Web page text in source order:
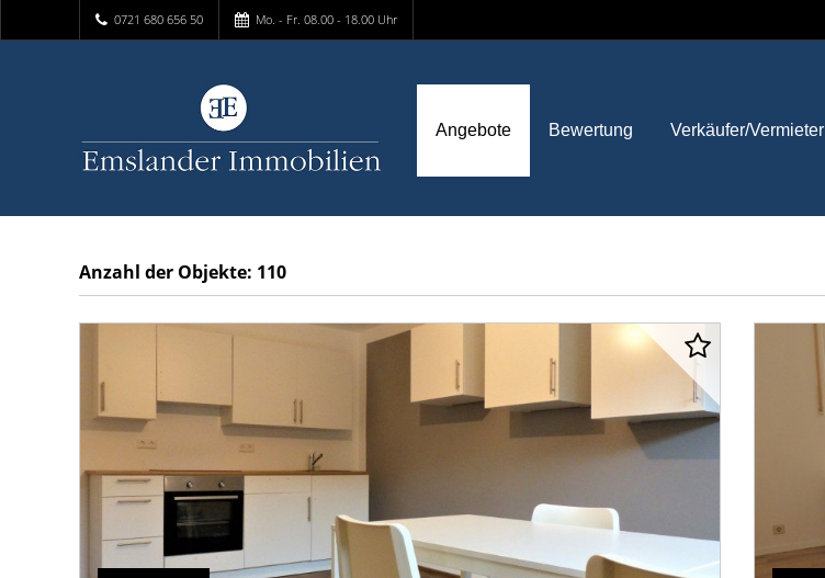
0721 680 656 50 Mo. - Fr. 08.00 - 18.00 Uhr
Angebote Bewertung Verkäufer/Vermieter
Anzahl der Objekte: 110